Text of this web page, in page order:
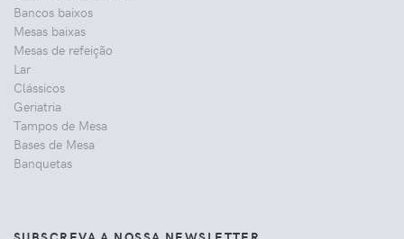
Bancos baixos
Mesas baixas
Mesas de refeição
Lar
Clássicos
Geriatria
Tampos de Mesa
Bases de Mesa
Banquetas